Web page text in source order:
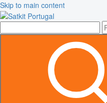
Skip to main content